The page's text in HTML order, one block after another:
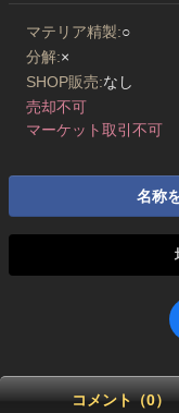
マテリア精製:○
分解:×
SHOP販売:なし
売却不可
マーケット取引不可
名称
コメント（0）